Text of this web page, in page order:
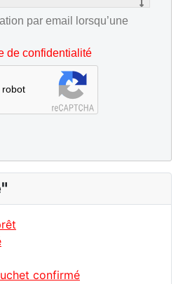
par email lorsqu’une
de confidentialité
robot
confirmé